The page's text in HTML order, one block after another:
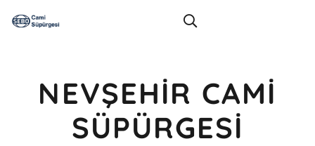
NEVŞEHIR CAMI
SÜPÜRGESI